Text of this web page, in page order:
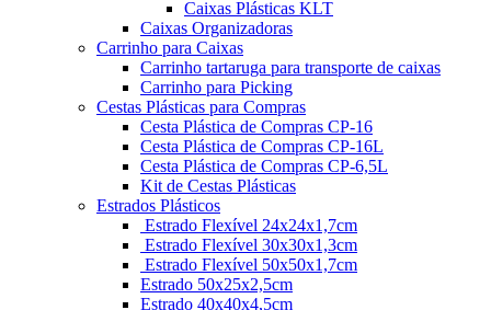
Caixas Plásticas KLT
Caixas Organizadoras
Carrinho para Caixas
Carrinho tartaruga para transporte de caixas
Carrinho para Picking
Cestas Plásticas para Compras
Cesta Plástica de Compras CP-16
Cesta Plástica de Compras CP-16L
Cesta Plástica de Compras CP-6,5L
Kit de Cestas Plásticas
Estrados Plásticos
Estrado Flexível 24x24x1,7cm
Estrado Flexível 30x30x1,3cm
Estrado Flexível 50x50x1,7cm
Estrado 50x25x2,5cm
Estrado 40x40x4,5cm